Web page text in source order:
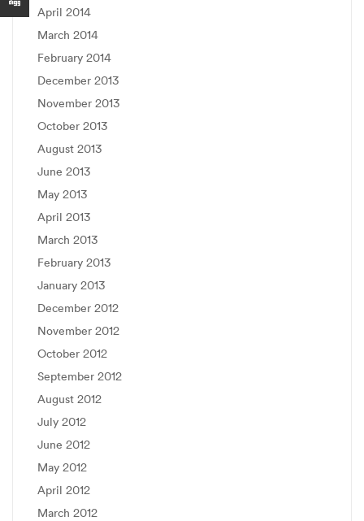
April 2014
March 2014
February 2014
December 2013
November 2013
October 2013
August 2013
June 2013
May 2013
April 2013
March 2013
February 2013
January 2013
December 2012
November 2012
October 2012
September 2012
August 2012
July 2012
June 2012
May 2012
April 2012
March 2012